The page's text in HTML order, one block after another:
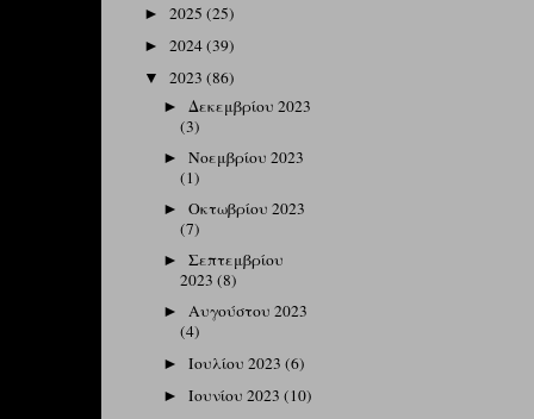
► 2025 (25)
► 2024(39)
▼ 2023 (86)
► Δεκεμβρίου 2023
(3)
►Νοεμβρίου 2023
(1)
►Οκτωβρίου 2023
(7)
►Σεπτεμβρίου
2023(8)
►Αυγούστου 2023
(4)
►Ιουλίου 2023(6)
►Ιουνίου 2023(10)